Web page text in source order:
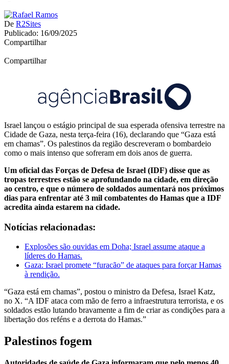
De R2Sites
Publicado: 16/09/2025
Compartilhar
Compartilhar
Israel lançou o estágio principal de sua esperada ofensiva terrestre na
Cidade de Gaza, nesta terça-feira (16), declarando que “Gaza está
em chamas”. Os palestinos da região descreveram o bombardeio
como o mais intenso que sofreram em dois anos de guerra.
Um oficial das Forças de Defesa de Israel (IDF) disse que as
tropas terrestres estão se aprofundando na cidade, em direção
ao centro, e que o número de soldados aumentará nos próximos
dias para enfrentar até 3 mil combatentes do Hamas que a IDF
acredita ainda estarem na cidade.
Notícias relacionadas:
Explosões são ouvidas em Doha; Israel assume ataque a
líderes do Hamas.
Gaza: Israel promete “furacão” de ataques para forçar Hamas
à rendição.
“Gaza está em chamas”, postou o ministro da Defesa, Israel Katz,
no X. “A IDF ataca com mão de ferro a infraestrutura terrorista, e os
soldados estão lutando bravamente a fim de criar as condições para a
libertação dos reféns e a derrota do Hamas.”
Palestinos fogem